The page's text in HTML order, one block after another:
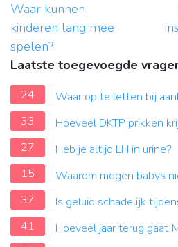
Waar kunnen
kinderen lang mee
spelen?
Laatste toegevoegde
24
Waar op te letten bij
33
Hoeveel DKTP prikken
27
Heb je altijd LH in urine?
15
Waarom mogen babys
37
Is geluid schadelijk
41
Hoeveel jaar terug gaat